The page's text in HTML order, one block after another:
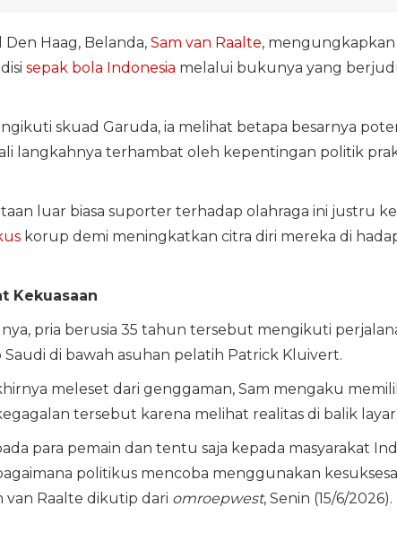
Den Haag, Belanda, Sam van Raalte,
sepak bola Indonesia melalui bukunya yang
skuad Garuda, ia melihat betapa besarnya
langkahnya terhambat oleh kepentingan politik
luar biasa suporter terhadap olahraga ini justru
korup demi meningkatkan citra diri mereka di
Kekuasaan
pria berusia 35 tahun tersebut mengikuti
Saudi di bawah asuhan pelatih Patrick Kluivert.
meleset dari genggaman, Sam mengaku
tersebut karena melihat realitas di balik layar.
para pemain dan tentu saja kepada masyarakat
politikus mencoba menggunakan
van Raalte dikutip dari omroepwest, Senin (15/6/2026).